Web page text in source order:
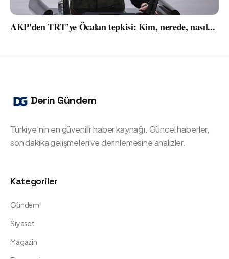
AKP'den TRT’ye Öcalan tepkisi: Kim, nerede, nasıl...
Derin Gündem
Türkiye'nin en güvenilir haber kaynağı. Güncel haberler,
son dakika gelişmeleri ve derinlemesine analizler.
Kategoriler
Gündem
Siyaset
Magazin